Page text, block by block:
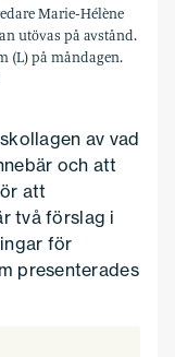
Marie-Hélène
utövas på avstånd.
(L) på måndagen.
av vad
och att
att
två förslag i
för
presenterades